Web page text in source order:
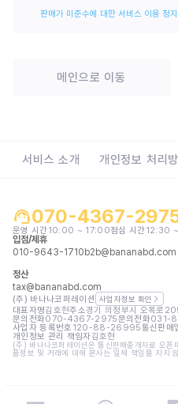
판매가 미준수에 대한 서비스 이용 정
메인으로 이동
서비스 소개 개인정보 처리
070-4367-
운영 시간10:00 ~ 17:00점심 시간12:30
입점/제휴
010-9643-1710 b2b@bananabd.com
정산
tax@bananabd.com
(주) 바나나코퍼레이션 사업자정보 확인
대표자명김호현주소경기 의정부시 오목로
문의전화070-4367-2975문의전화031-
사업자 등록번호 120-88-26995통신판매
개인정보 관리 책임자김호현
(주) 바나나코퍼레이션은 통신판매중개자로 오
품정보 및 거래에 대해 본사는 일체 책임을 지지